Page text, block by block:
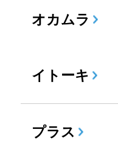
オカムラ
イトーキ
プラス